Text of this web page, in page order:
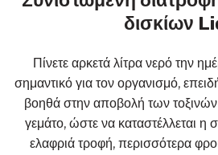
δισκίων
Πίνετε αρκετά λίτρα νερό την
σημαντικό για τον οργανισμό,
βοηθά στην αποβολή των τοξινών
γεμάτο, ώστε να καταστέλλεται η
ελαφριά τροφή, περισσότερα